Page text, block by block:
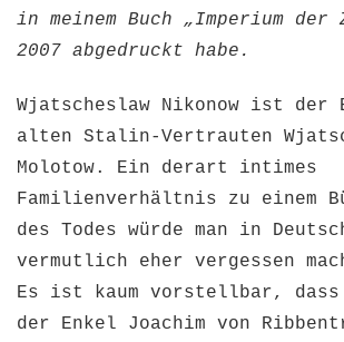
in meinem Buch „Imperium der
2007 abgedruckt habe.
Wjatscheslaw Nikonow ist der
alten Stalin-Vertrauten
Molotow. Ein derart intimes
Familienverhältnis zu einem
des Todes würde man in
vermutlich eher vergessen
Es ist kaum vorstellbar, dass
der Enkel Joachim von